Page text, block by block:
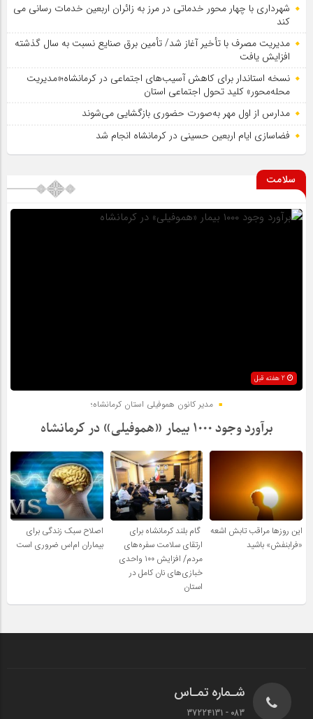
شهرداری با چهار محور خدماتی در مرز به زائران اربعین خدمات رسانی می
کند
مدیریت مصرف با تأخیر آغاز شد/ تأمین برق صنایع نسبت به سال گذشته
افزایش یافت
نسخه استاندار برای کاهش آسیب‌های اجتماعی در کرمانشاه؛«مدیریت
محله‌محور» کلید تحول اجتماعی استان
مدارس از اول مهر به‌صورت حضوری بازگشایی می‌شوند
فضاسازی ایام اربعین حسینی در کرمانشاه انجام شد
سلامت
مدیر کانون هموفیلی استان کرمانشاه؛
برآورد وجود ۱۰۰۰ بیمار «هموفیلی» در کرمانشاه
این روزها مراقب تابش اشعه
«فرابنفش» باشید
گام بلند کرمانشاه برای
ارتقای سلامت سفره‌های
مردم/ افزایش ۱۰۰ واحدی
خبازی‌های نان کامل در
استان
اصلاح سبک زندگی برای
بیماران ام‌اس ضروری است
شـماره تمـاس
083 - 37224131